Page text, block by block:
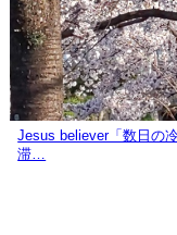
Jesus believer「数日の
滞…